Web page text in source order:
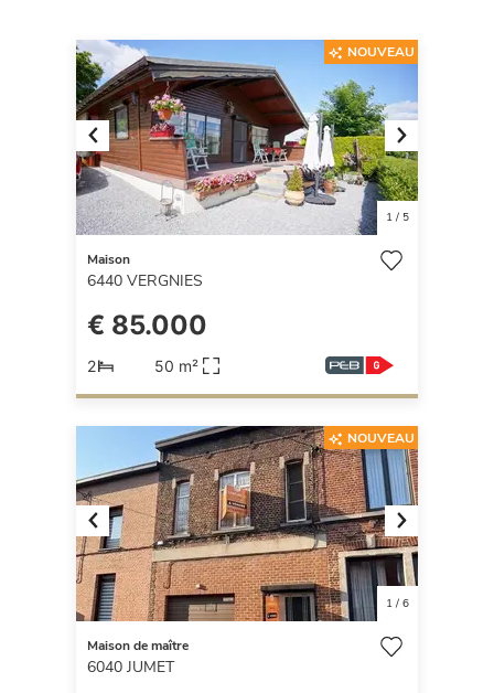
Previous Next
1/ 5
NOUVEAU
Maison
6440 VERGNIES
€ 85.000
2 50 m²
Previous Next
1/ 6
NOUVEAU
Maison de maître
6040 JUMET